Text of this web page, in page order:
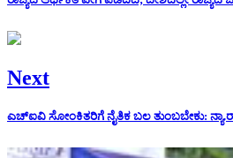
Next
ಎಚ್‌ಐವಿ ಸೋಂಕಿತರಿಗೆ ನೈತಿಕ ಬಲ ತುಂಬಬೇಕು: